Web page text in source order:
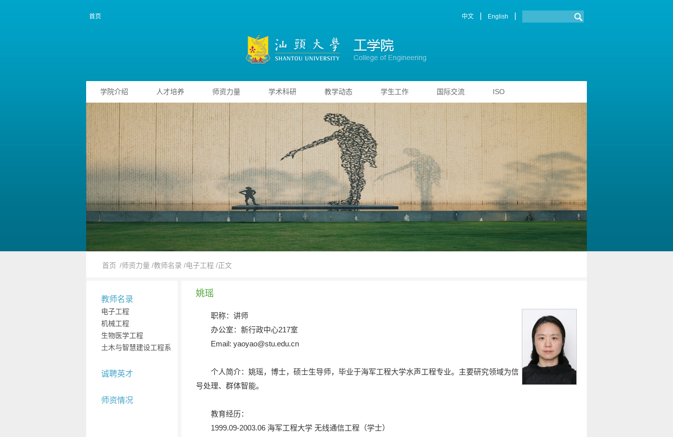
首页 中文 English
学院介绍 人才培养 师资力量 学术科研 教学动态 学生工作 国际交流 ISO
全国特等奖、擂主！工学院学子
全国挑战杯特等奖、擂
了解更多
首页 /师资力量 /教师名录 /电子工程 /正文
教师名录
电子工程
机械工程
生物医学工程
土木与智慧建设工程系
诚聘英才
师资情况
姚瑶
职称：讲师
办公室：新行政中心217室
Email: yaoyao@stu.edu.cn
个人简介：姚瑶，博士，硕士生导师，毕业于海军工程大学水声工程专业。主要研究领域为信
号处理、群体智能。
教育经历：
1999.09-2003.06 海军工程大学 无线通信工程（学士）